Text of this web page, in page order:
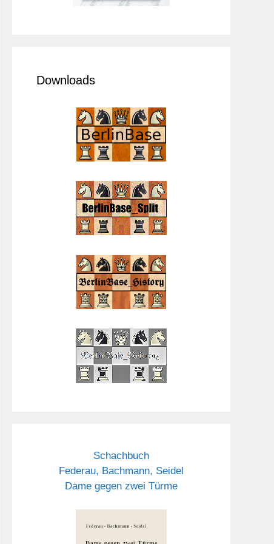
Downloads
Schachbuch
Federau, Bachmann, Seidel
Dame gegen zwei Türme